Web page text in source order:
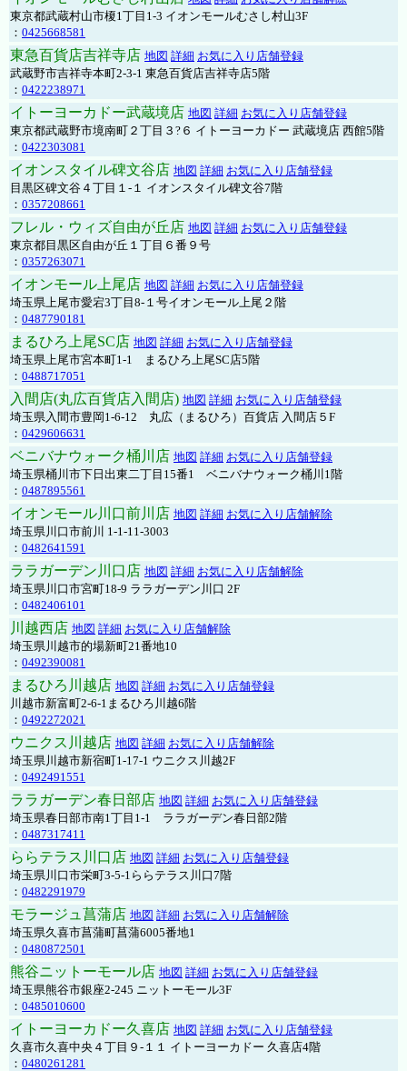
東京都武蔵村山市榎1丁目1-3 イオンモールむさし村山3F
： 0425668581
東急百貨店吉祥寺店 地図 詳細 お気に入り店舗登録
武蔵野市吉祥寺本町2-3-1 東急百貨店吉祥寺店5階
： 0422238971
イトーヨーカドー武蔵境店 地図 詳細 お気に入り店舗登録
東京都武蔵野市境南町２丁目３?６ イトーヨーカドー 武蔵境店 西館5階
： 0422303081
イオンスタイル碑文谷店 地図 詳細 お気に入り店舗登録
目黒区碑文谷４丁目１-１ イオンスタイル碑文谷7階
： 0357208661
フレル・ウィズ自由が丘店 地図 詳細 お気に入り店舗登録
東京都目黒区自由が丘１丁目６番９号
： 0357263071
イオンモール上尾店 地図 詳細 お気に入り店舗登録
埼玉県上尾市愛宕3丁目8-１号イオンモール上尾２階
： 0487790181
まるひろ上尾SC店 地図 詳細 お気に入り店舗登録
埼玉県上尾市宮本町1-1 まるひろ上尾SC店5階
： 0488717051
入間店(丸広百貨店入間店) 地図 詳細 お気に入り店舗登録
埼玉県入間市豊岡1-6-12 丸広（まるひろ）百貨店 入間店５F
： 0429606631
ベニバナウォーク桶川店 地図 詳細 お気に入り店舗登録
埼玉県桶川市下日出東二丁目15番1 ベニバナウォーク桶川1階
： 0487895561
イオンモール川口前川店 地図 詳細 お気に入り店舗解除
埼玉県川口市前川 1-1-11-3003
： 0482641591
ララガーデン川口店 地図 詳細 お気に入り店舗解除
埼玉県川口市宮町18-9 ララガーデン川口 2F
： 0482406101
川越西店 地図 詳細 お気に入り店舗解除
埼玉県川越市的場新町21番地10
： 0492390081
まるひろ川越店 地図 詳細 お気に入り店舗登録
川越市新富町2-6-1まるひろ川越6階
： 0492272021
ウニクス川越店 地図 詳細 お気に入り店舗解除
埼玉県川越市新宿町1-17-1 ウニクス川越2F
： 0492491551
ララガーデン春日部店 地図 詳細 お気に入り店舗登録
埼玉県春日部市南1丁目1-1 ララガーデン春日部2階
： 0487317411
ららテラス川口店 地図 詳細 お気に入り店舗登録
埼玉県川口市栄町3-5-1ららテラス川口7階
： 0482291979
モラージュ菖蒲店 地図 詳細 お気に入り店舗解除
埼玉県久喜市菖蒲町菖蒲6005番地1
： 0480872501
熊谷ニットーモール店 地図 詳細 お気に入り店舗登録
埼玉県熊谷市銀座2-245 ニットーモール3F
： 0485010600
イトーヨーカドー久喜店 地図 詳細 お気に入り店舗登録
久喜市久喜中央４丁目９-１１ イトーヨーカドー 久喜店4階
： 0480261281